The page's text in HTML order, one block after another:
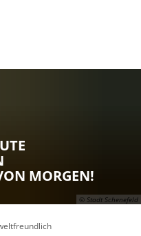
© Stadt Schenefeld
MORGEN!